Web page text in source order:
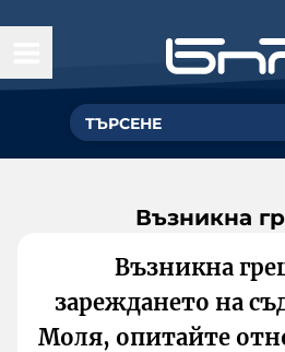
Възникна
Възникна
зареждането на
Моля, опитайте